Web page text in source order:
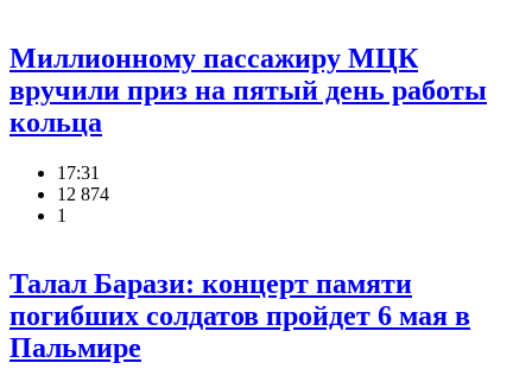
Миллионному пассажиру МЦК
вручили приз на пятый день работы
кольца
17:31
12 874
1
Талал Барази: концерт памяти
погибших солдатов пройдет 6 мая в
Пальмире